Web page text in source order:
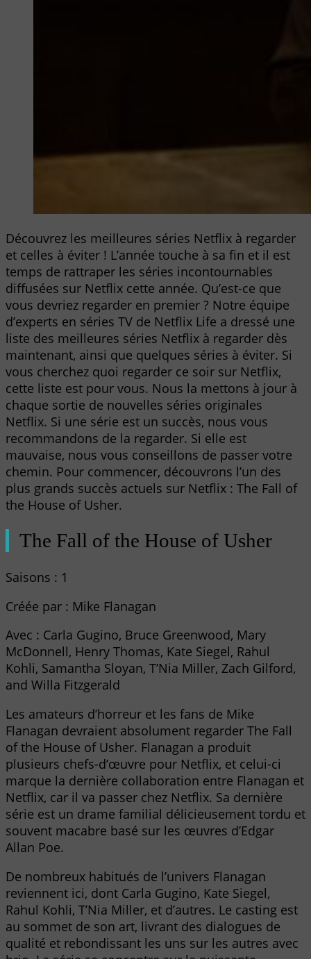
Découvrez les meilleures séries Netflix à regarder
et celles à éviter ! L’année touche à sa fin et il est
temps de rattraper les séries incontournables
diffusées sur Netflix cette année. Qu’est-ce que
vous devriez regarder en premier ? Notre équipe
d’experts en séries TV de Netflix Life a dressé une
liste des meilleures séries Netflix à regarder dès
maintenant, ainsi que quelques séries à éviter. Si
vous cherchez quoi regarder ce soir sur Netflix,
cette liste est pour vous. Nous la mettons à jour à
chaque sortie de nouvelles séries originales
Netflix. Si une série est un succès, nous vous
recommandons de la regarder. Si elle est
mauvaise, nous vous conseillons de passer votre
chemin. Pour commencer, découvrons l’un des
plus grands succès actuels sur Netflix : The Fall of
the House of Usher.
The Fall of the House of Usher
Saisons : 1
Créée par : Mike Flanagan
Avec : Carla Gugino, Bruce Greenwood, Mary
McDonnell, Henry Thomas, Kate Siegel, Rahul
Kohli, Samantha Sloyan, T’Nia Miller, Zach Gilford,
and Willa Fitzgerald
Les amateurs d’horreur et les fans de Mike
Flanagan devraient absolument regarder The Fall
of the House of Usher. Flanagan a produit
plusieurs chefs-d’œuvre pour Netflix, et celui-ci
marque la dernière collaboration entre Flanagan et
Netflix, car il va passer chez Netflix. Sa dernière
série est un drame familial délicieusement tordu et
souvent macabre basé sur les œuvres d’Edgar
Allan Poe.
De nombreux habitués de l’univers Flanagan
reviennent ici, dont Carla Gugino, Kate Siegel,
Rahul Kohli, T’Nia Miller, et d’autres. Le casting est
au sommet de son art, livrant des dialogues de
qualité et rebondissant les uns sur les autres avec